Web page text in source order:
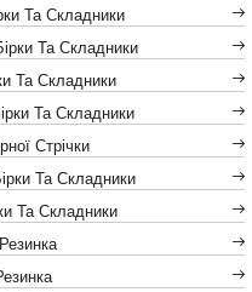
Та Складники
Та Складники
Та Складники
Та Складники
Стрічки
Та Складники
Та Складники